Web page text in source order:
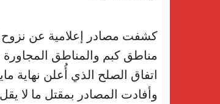
مناطق كبم والمناطق
اتفاق الصلح الذي أُعلن نهاية